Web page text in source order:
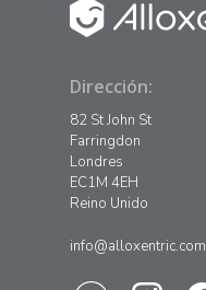
Dirección:
82 St John St
Farringdon
Londres
EC1M 4EH
Reino Unido
info@alloxentric.com